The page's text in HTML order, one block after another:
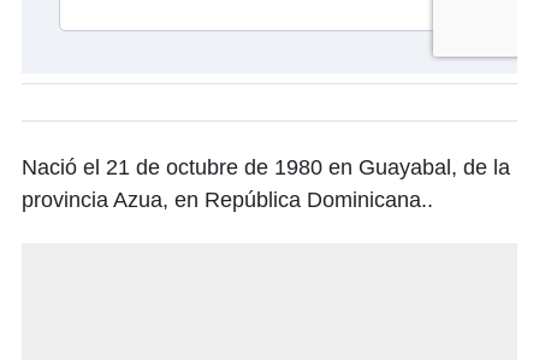
Nació el 21 de octubre de 1980 en Guayabal, de la
provincia Azua, en República Dominicana..